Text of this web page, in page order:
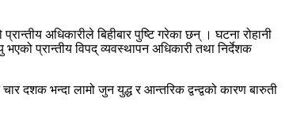
अधिकारीले बिहीबार पुष्टि गरेका छन् । घटना रोहानी
प्रान्तीय विपद् व्यवस्थापन अधिकारी तथा निर्देशक
दशक भन्दा लामो जुन युद्ध र आन्तरिक द्वन्द्वको कारण बारुती